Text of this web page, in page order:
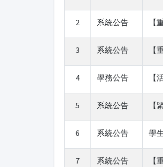
2 系統公告 【
3 系統公告 【
4 學務公告 【
5 系統公告 【
6 系統公告 學
7 系統公告 【